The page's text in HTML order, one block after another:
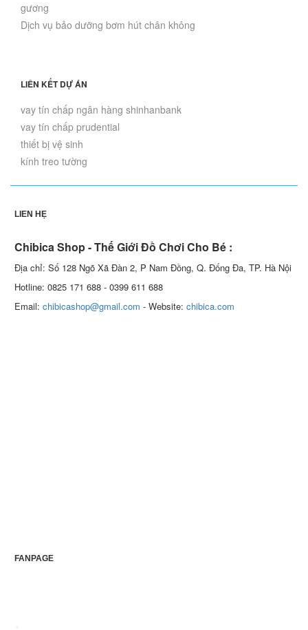
gương
Dịch vụ bảo dưỡng bơm hút chân không
LIÊN KẾT DỰ ÁN
vay tín chấp ngân hàng shinhanbank
vay tín chấp prudential
thiết bị vệ sinh
kính treo tường
LIÊN HỆ
Chibica Shop - Thế Giới Đồ Chơi Cho Bé :
Địa chỉ: Số 128 Ngõ Xã Đàn 2, P Nam Đồng, Q. Đống Đa, TP. Hà Nội
Hotline: 0825 171 688 - 0399 611 688
Email:chibicashop@gmail.com - Website:chibica.com
FANPAGE